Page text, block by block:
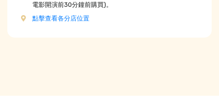
電影開演前30分鐘前購買)。
點擊查看各分店位置